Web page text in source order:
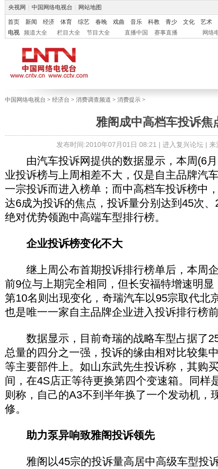
央视网 中国网络电视台 网站地图
首页 新闻 经济 体育 综艺 春晚 戏曲 音乐 科教 青少 文化
艺术
电视
频道大全 栏目大全 节目大全 直播中国 赛事直播 网络
中国网络电视台 > 经济台 > 消费调查频道 > 消费提示 >
雅阁成中高档车投诉焦
发布时间:2010年07月01日 08:21 | 进入复兴论坛| 来
由汽车投诉网提供的数据显示，本周(6月
业投诉榜与上周相差不大，仅是自主品牌汽
一宗投诉而进入榜单；而中高档车投诉榜中
达6成为投诉的焦点，投诉量分别达到45次
绝对优势领跑中高端车型排行榜。
企业投诉榜变化不大
继上周公布首期投诉排行榜单后，本周
前9位与上期完全相同，但长安福特增速明
第10名则出现变化，奇瑞汽车以95宗取代北
也是唯一一家自主品牌企业进入投诉排行榜
数据显示，目前奇瑞的战略车型占据了
总量的四分之一强，投诉的缘由相对比较集
等主要部件上。如山东武先生投诉称，其购
间，在4S店正等待更换第四个变速箱。同样
则称，自己的A3不到半年换了一个发动机，
修。
助力泵异响致雅阁投诉领先
雅阁以45宗的投诉量高居中高级车型投